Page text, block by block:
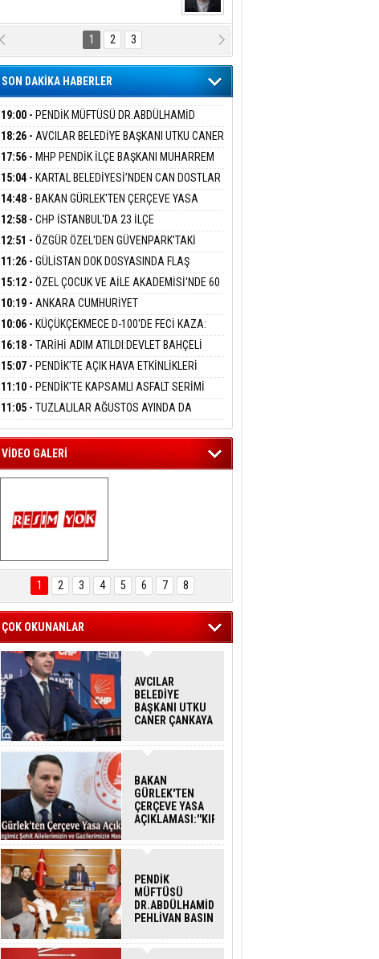
Karanlık DNA Kuşaklararası
Şiddetin Biyolojik Faturası
Şiyar Adıyaman
Ben Bu Sahaya Sığmazam
Hasan Ali Çölük
Bir Satırın İçindeki İnsan
Ezgi Kılıç
SİVAS: ATEŞE ATILAN VİCDAN
BARIŞ BAŞARSLAN
ADANMAK
Meltem Kaynas
AFFETMEYECEĞİM!
1 2 3
SON DAKİKA HABERLER
19:00 - PENDİK MÜFTÜSÜ DR.ABDÜLHAMİD
PEHLİVAN BASIN MENSUPLARINI AĞIRLADI
18:26 - AVCILAR BELEDİYE BAŞKANI UTKU CANER
ÇANKAYA HAKKINDA TAHLİYE KARARI
17:56 - MHP PENDİK İLÇE BAŞKANI MUHARREM
KIR KARTAL ORDULULAR DERNEĞİ HEYETİNİ
AĞIRLADI
15:04 - KARTAL BELEDİYESİ’NDEN CAN DOSTLAR
İÇİN DEV YATIRIM!
14:48 - BAKAN GÜRLEK'TEN ÇERÇEVE YASA
AÇIKLAMASI:''KIRMIZI ÇİZGİMİZ ŞEHİT AİLELERİ
VE GAZİLERİMİZİN HASSASİYETİDİR''
12:58 - CHP İSTANBUL'DA 23 İLÇE
BAŞKANLIĞI'NDA ATAMALAR GERÇEKLEŞTİ
12:51 - ÖZGÜR ÖZEL'DEN GÜVENPARK'TAKİ
GAZİLERE DESTEK:''SONUÇ ALANA KADAR
ARKANIZDAYIZ''
11:26 - GÜLİSTAN DOK DOSYASINDA FLAŞ
GELİŞME: 2 DALGIÇ DELİL KARARTMA
SUÇLAMASIYLA TUTUTKLANDI
15:12 - ÖZEL ÇOCUK VE AİLE AKADEMİSİ'NDE 60
ÇOCUĞA HİZMET VERİLDİ
10:19 - ANKARA CUMHURİYET
BAŞSAVCILIĞINDAN ÖZGÜR ÖZEL VE VELİ
AĞBABA HAKKINDA FEZLEKE
10:06 - KÜÇÜKÇEKMECE D-100'DE FECİ KAZA:
OTOMOBİL İETT OTOBÜSÜNE ÇARPTI 3 KİŞİ
HAYATINI KAYBETTİ
16:18 - TARİHİ ADIM ATILDI:DEVLET BAHÇELİ
'TERÖRSÜZ TÜRKİYE' ÇERÇEVE YASA TEKLİFİNİ
İMZALADI
15:07 - PENDİK'TE AÇIK HAVA ETKİNLİKLERİ
ÇOCUK SİNEMASIYLA BAŞLADI
11:10 - PENDİK'TE KAPSAMLI ASFALT SERİMİ
BAŞLADI
11:05 - TUZLALILAR AĞUSTOS AYINDA DA
SİNEMAYA DOYACAK
VİDEO GALERİ
KARTAL ENGELSİZ
YAŞAM FESTİVALİ
KONSERİ
İZLEYİCİLERİ MEST
1 2 3 4 5 6 7 8
ÇOK OKUNANLAR
AVCILAR
BELEDİYE
BAŞKANI UTKU
CANER ÇANKAYA
TAHLİYE KARARI
BAKAN
GÜRLEK'TEN
ÇERÇEVE YASA
AÇIKLAMASI:''KIRMIZI
AİLELERİ VE
HASSASİYETİDİR''
PENDİK
MÜFTÜSÜ
DR.ABDÜLHAMİD
PEHLİVAN BASIN
AĞIRLADI